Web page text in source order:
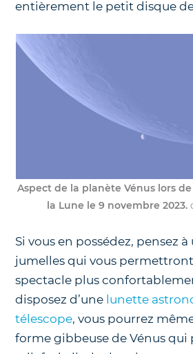
entièrement le petit disque
Aspect de la planète Vénus lors
la Lune le 9 novembre 2023.
Si vous en possédez, pensez
jumelles qui vous
spectacle plus
disposez d’une lunette
télescope, vous pourrez
forme gibbeuse de Vénus qui